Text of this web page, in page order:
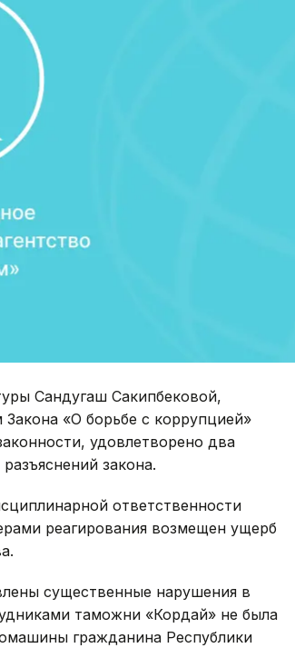
Сандугаш Сакипбековой,
«О борьбе с коррупцией»
удовлетворено два
закона.
ответственности
реагирования возмещен ущерб
существенные нарушения в
таможни «Кордай» не была
гражданина Республики